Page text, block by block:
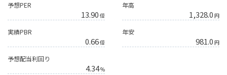
予想PER
13.90 倍
年高
1,328.0 円
実績PBR
0.66倍
年安
981.0 円
予想配当利回り
4.34%